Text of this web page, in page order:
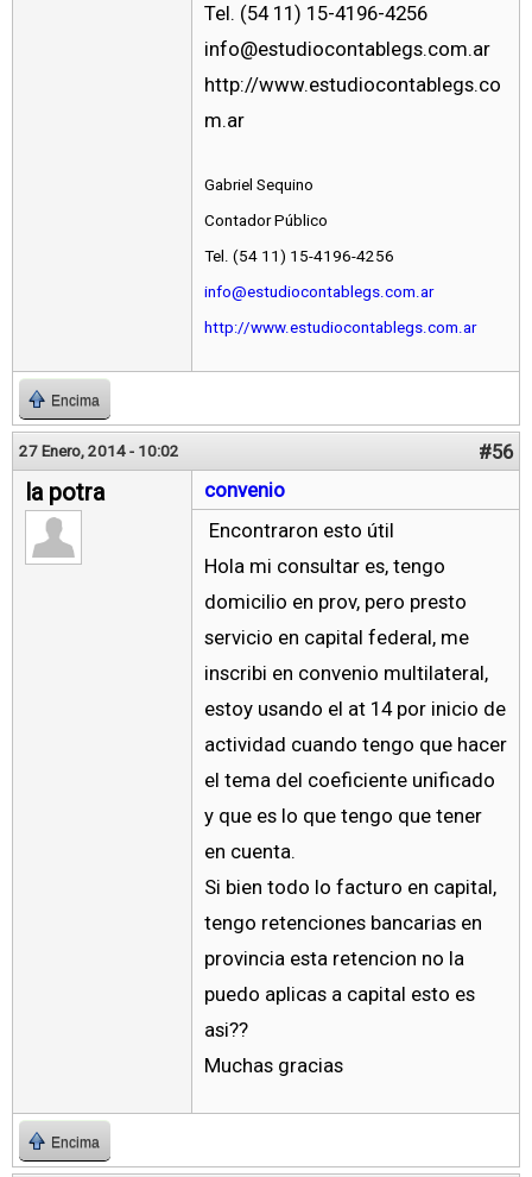
Tel. (54 11) 15-4196-4256
info@estudiocontablegs.com.ar
http://www.estudiocontablegs.co
m.ar
Gabriel Sequino
Contador Público
Tel. (54 11) 15-4196-4256
info@estudiocontablegs.com.ar
http://www.estudiocontablegs.com.ar
Encima
27 Enero, 2014 - 10:02 #56
la potra
convenio
Encontraron esto útil
Hola mi consultar es, tengo
domicilio en prov, pero presto
servicio en capital federal, me
inscribi en convenio multilateral,
estoy usando el at 14 por inicio de
actividad cuando tengo que hacer
el tema del coeficiente unificado
y que es lo que tengo que tener
en cuenta.
Si bien todo lo facturo en capital,
tengo retenciones bancarias en
provincia esta retencion no la
puedo aplicas a capital esto es
asi??
Muchas gracias
Encima